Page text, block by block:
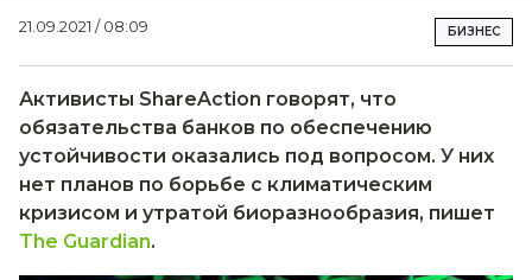
21.09.2021 / 08:09 БИЗНЕС
Активисты ShareAction говорят, что
обязательства банков по обеспечению
устойчивости оказались под вопросом. У них
нет планов по борьбе с климатическим
кризисом и утратой биоразнообразия, пишет
The Guardian.